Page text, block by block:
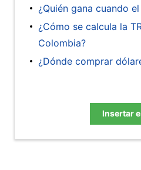
¿Quién gana cuando
¿Cómo se calcula la
Colombia?
¿Dónde comprar
Insertar